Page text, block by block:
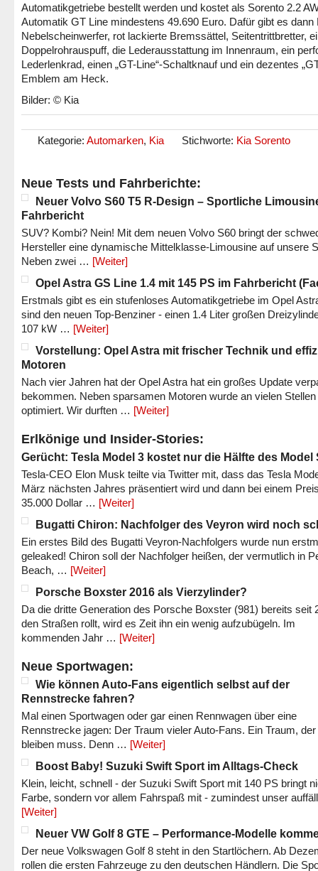
Automatikgetriebe bestellt werden und kostet als Sorento 2.2
Automatik GT Line mindestens 49.690 Euro. Dafür gibt es dann
Nebelscheinwerfer, rot lackierte Bremssättel, Seitentrittbretter,
Doppelrohrauspuff, die Lederausstattung im Innenraum, ein
Lederlenkrad, einen „GT-Line“-Schaltknauf und ein dezentes
Emblem am Heck.
Bilder: © Kia
Kategorie: Automarken, Kia Stichworte: Kia Sorento
Neue Tests und Fahrberichte:
Neuer Volvo S60 T5 R-Design – Sportliche
Fahrbericht
SUV? Kombi? Nein! Mit dem neuen Volvo S60 bringt der
Hersteller eine dynamische Mittelklasse-Limousine auf unsere
Neben zwei … [Weiter]
Opel Astra GS Line 1.4 mit 145 PS im Fahrbericht
Erstmals gibt es ein stufenloses Automatikgetriebe im Opel
sind den neuen Top-Benziner - einen 1.4 Liter großen
107 kW … [Weiter]
Vorstellung: Opel Astra mit frischer Technik und
Motoren
Nach vier Jahren hat der Opel Astra hat ein großes Update
bekommen. Neben sparsamen Motoren wurde an vielen Stellen
optimiert. Wir durften … [Weiter]
Erlkönige und Insider-Stories:
Gerücht: Tesla Model 3 kostet nur die Hälfte des Model
Tesla-CEO Elon Musk teilte via Twitter mit, dass das Tesla
März nächsten Jahres präsentiert wird und dann bei einem
35.000 Dollar … [Weiter]
Bugatti Chiron: Nachfolger des Veyron wird noch
Ein erstes Bild des Bugatti Veyron-Nachfolgers wurde nun
geleaked! Chiron soll der Nachfolger heißen, der vermutlich in
Beach, … [Weiter]
Porsche Boxster 2016 als Vierzylinder?
Da die dritte Generation des Porsche Boxster (981) bereits seit
den Straßen rollt, wird es Zeit ihn ein wenig aufzubügeln. Im
kommenden Jahr … [Weiter]
Neue Sportwagen:
Wie können Auto-Fans eigentlich selbst auf der
Rennstrecke fahren?
Mal einen Sportwagen oder gar einen Rennwagen über eine
Rennstrecke jagen: Der Traum vieler Auto-Fans. Ein Traum,
bleiben muss. Denn … [Weiter]
Boost Baby! Suzuki Swift Sport im Alltags-Check
Klein, leicht, schnell - der Suzuki Swift Sport mit 140 PS bringt
Farbe, sondern vor allem Fahrspaß mit - zumindest unser
[Weiter]
Neuer VW Golf 8 GTE – Performance-Modelle
Der neue Volkswagen Golf 8 steht in den Startlöchern. Ab
rollen die ersten Fahrzeuge zu den deutschen Händlern. Die